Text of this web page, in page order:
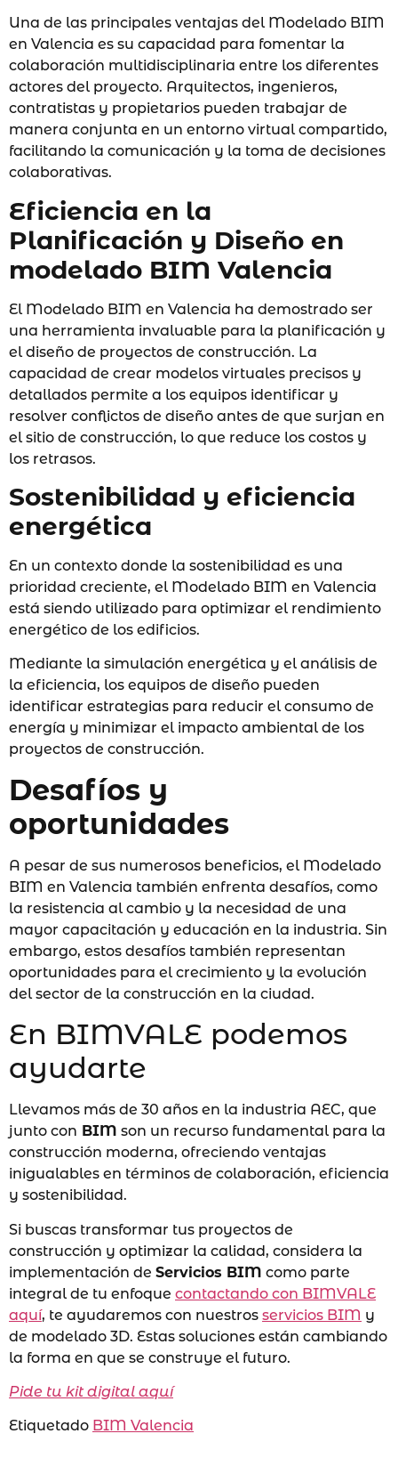
Una de las principales ventajas del Modelado BIM
en Valencia es su capacidad para fomentar la
colaboración multidisciplinaria entre los diferentes
actores del proyecto. Arquitectos, ingenieros,
contratistas y propietarios pueden trabajar de
manera conjunta en un entorno virtual compartido,
facilitando la comunicación y la toma de decisiones
colaborativas.
Eficiencia en la
Planificación y Diseño en
modelado BIM Valencia
El Modelado BIM en Valencia ha demostrado ser
una herramienta invaluable para la planificación y
el diseño de proyectos de construcción. La
capacidad de crear modelos virtuales precisos y
detallados permite a los equipos identificar y
resolver conflictos de diseño antes de que surjan en
el sitio de construcción, lo que reduce los costos y
los retrasos.
Sostenibilidad y eficiencia
energética
En un contexto donde la sostenibilidad es una
prioridad creciente, el Modelado BIM en Valencia
está siendo utilizado para optimizar el rendimiento
energético de los edificios.
Mediante la simulación energética y el análisis de
la eficiencia, los equipos de diseño pueden
identificar estrategias para reducir el consumo de
energía y minimizar el impacto ambiental de los
proyectos de construcción.
Desafíos y
oportunidades
A pesar de sus numerosos beneficios, el Modelado
BIM en Valencia también enfrenta desafíos, como
la resistencia al cambio y la necesidad de una
mayor capacitación y educación en la industria. Sin
embargo, estos desafíos también representan
oportunidades para el crecimiento y la evolución
del sector de la construcción en la ciudad.
En BIMVALE podemos
ayudarte
Llevamos más de 30 años en la industria AEC, que
junto con BIM son un recurso fundamental para la
construcción moderna, ofreciendo ventajas
inigualables en términos de colaboración, eficiencia
y sostenibilidad.
Si buscas transformar tus proyectos de
construcción y optimizar la calidad, considera la
implementación de Servicios BIM como parte
integral de tu enfoque contactando con BIMVALE
aquí, te ayudaremos con nuestros servicios BIM y
de modelado 3D. Estas soluciones están cambiando
la forma en que se construye el futuro.
Pide tu kit digital aquí
Etiquetado BIM Valencia